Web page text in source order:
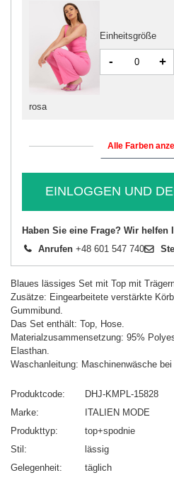
rosa
Einheitsgröße
- +
Alle Farben
EINLOGGEN UND
Haben Sie eine Frage? Wir helfen
Anrufen +48 601 547 740
Blaues lässiges Set mit Top mit
Zusätze: Eingearbeitete verstärkte
Gummibund.
Das Set enthält: Top, Hose.
Materialzusammensetzung: 95%
Elasthan.
Waschanleitung: Maschinenwäsche bei
Produktcode
DHJ-KMPL-15828
Marke
ITALIEN MODE
Produkttyp
top+spodnie
Stil
lässig
Gelegenheit
täglich